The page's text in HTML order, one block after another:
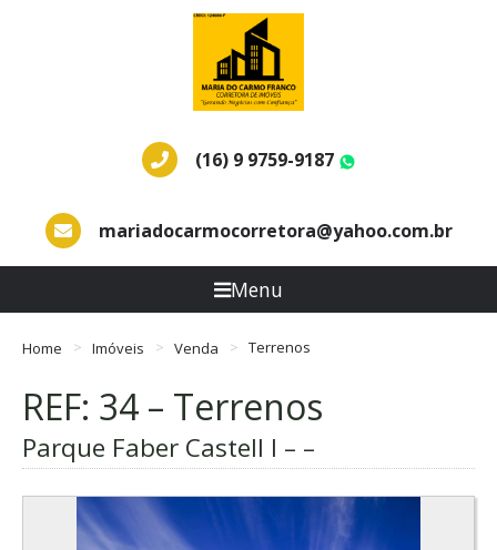
(16) 9 9759-9187
mariadocarmocorretora@yahoo.com.br
Menu
Home Imóveis Venda Terrenos
REF: 34 – Terrenos
Parque Faber Castell I – –